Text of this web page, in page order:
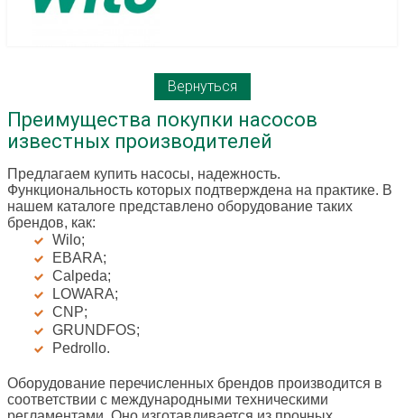
Вернуться
Преимущества покупки насосов
известных производителей
Предлагаем купить насосы, надежность.
Функциональность которых подтверждена на практике. В
нашем каталоге представлено оборудование таких
брендов, как:
Wilo;
EBARA;
Calpeda;
LOWARA;
CNP;
GRUNDFOS;
Pedrollo.
Оборудование перечисленных брендов производится в
соответствии с международными техническими